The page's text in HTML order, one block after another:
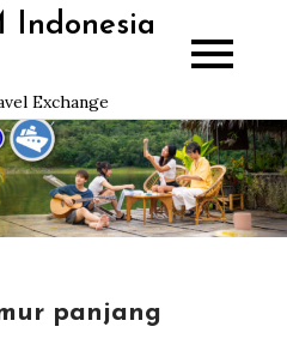
Indonesia
Exchange
panjang